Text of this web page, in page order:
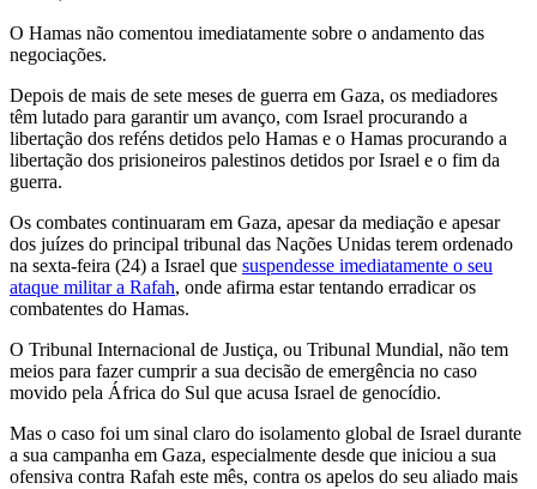
O Hamas não comentou imediatamente sobre o andamento das
negociações.
Depois de mais de sete meses de guerra em Gaza, os mediadores
têm lutado para garantir um avanço, com Israel procurando a
libertação dos reféns detidos pelo Hamas e o Hamas procurando a
libertação dos prisioneiros palestinos detidos por Israel e o fim da
guerra.
Os combates continuaram em Gaza, apesar da mediação e apesar
dos juízes do principal tribunal das Nações Unidas terem ordenado
na sexta-feira (24) a Israel que suspendesse imediatamente o seu
ataque militar a Rafah, onde afirma estar tentando erradicar os
combatentes do Hamas.
O Tribunal Internacional de Justiça, ou Tribunal Mundial, não tem
meios para fazer cumprir a sua decisão de emergência no caso
movido pela África do Sul que acusa Israel de genocídio.
Mas o caso foi um sinal claro do isolamento global de Israel durante
a sua campanha em Gaza, especialmente desde que iniciou a sua
ofensiva contra Rafah este mês, contra os apelos do seu aliado mais